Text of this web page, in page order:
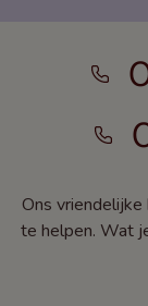
Ons
te helpen. Wat